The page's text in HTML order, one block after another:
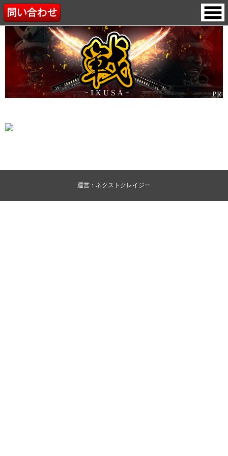
運営：ネクストクレイジー